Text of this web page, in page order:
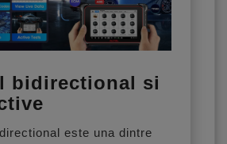
bidirectional si
este una dintre